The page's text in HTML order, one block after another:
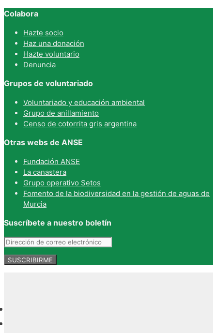
Colabora
Hazte socio
Haz una donación
Hazte voluntario
Denuncia
Grupos de voluntariado
Voluntariado y educación ambiental
Grupo de anillamiento
Censo de cotorrita gris argentina
Otras webs de ANSE
Fundación ANSE
La canastera
Grupo operativo Setos
Fomento de la biodiversidad en la gestión de aguas de
Murcia
Suscríbete a nuestro boletín